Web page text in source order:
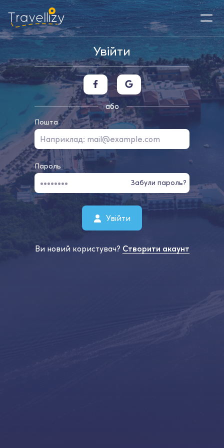
Увійти
або
Пошта
Пароль
Забули пароль?
Увійти
Ви новий користувач? Створити акаунт